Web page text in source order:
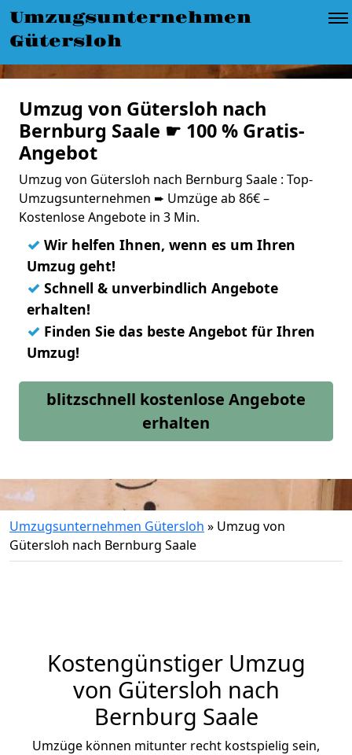
Umzugsunternehmen
Gütersloh
Umzug von Gütersloh nach
Bernburg Saale ☛ 100 % Gratis-
Angebot
Umzug von Gütersloh nach Bernburg Saale : Top-
Umzugsunternehmen ➨ Umzüge ab 86€ –
Kostenlose Angebote in 3 Min.
✓ Wir helfen Ihnen, wenn es um Ihren
Umzug geht!
✓ Schnell & unverbindlich Angebote
erhalten!
✓ Finden Sie das beste Angebot für Ihren
Umzug!
blitzschnell kostenlose Angebote
erhalten
Umzugsunternehmen Gütersloh » Umzug von
Gütersloh nach Bernburg Saale
Kostengünstiger Umzug
von Gütersloh nach
Bernburg Saale
Umzüge können mitunter recht kostspielig sein,